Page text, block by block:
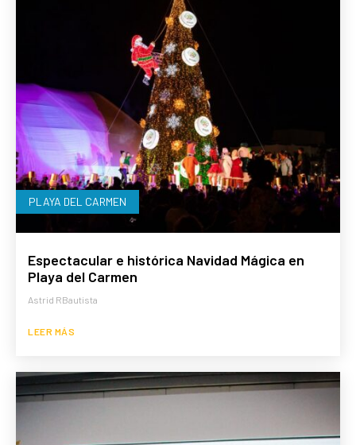
PLAYA DEL CARMEN
Espectacular e histórica Navidad Mágica en
Playa del Carmen
Astrid RBautista
LEER MÁS